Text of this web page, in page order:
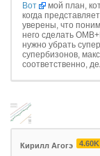
Вот
мой план,
когда
уверены, что
него сделать
нужно убрать
супербизонов,
соответственно,
Кирилл Агогэ 4.60K